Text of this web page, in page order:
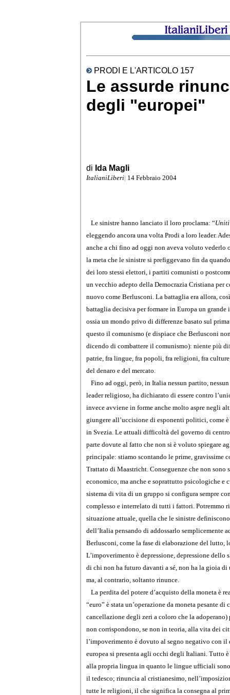
PRODI E L'ARTICOLO 157
Le assurde
degli "europei"
di Ida Magli
ItalianiLiberi| 14 Febbraio 2004
Le sinistre hanno lanciato il loro proclama: “Uniti
eleggendo ancora una volta Prodi a loro leader.
anche a chi fino ad oggi non aveva voluto vederlo
la meta che le sinistre si prefiggevano fin da
dei loro stessi elettori, i partiti comunisti o
un vecchio adepto della Democrazia Cristiana per
nuovo come Berlusconi. La battaglia era allora, così
battaglia decisiva per formare in Europa un grande
ossia un mondo privo di differenze basato sul
questo il comunismo (e dispiace che Berlusconi
dicendo di combattere il comunismo): niente più
patrie, fra lingue, fra popoli, fra religioni, fra
del denaro e del mercato.
Fino ad oggi, però, in Italia nessun partito,
leader religioso, ha dichiarato di essere contro
invece avviene in forme anche molto aspre negli
giungere all’uccisione di esponenti politici, come è
in Svezia. Le attuali difficoltà del governo di
parte dovute al fatto che non si è voluto spiegare
principale: stiamo scontando le prime, gravissime
Trattato di Maastricht. Conseguenze che non sono
economico, ma anche e soprattutto psicologiche e
sistema di vita di un gruppo si configura sempre
complesso e interrelato di tutti i fattori. Potremmo
situazione attuale, quella che le sinistre
dell’Italia pensando di addossarlo semplicemente
Berlusconi, come la fase di elaborazione del lutto,
L’impoverimento è depressione, depressione dello
di chi non ha futuro davanti a sé, non ha la gioia di
ma, al contrario, soltanto rinunce.
La perdita del potere d’acquisto della moneta è
“euro” è stata un’operazione da moneta pesante di
cancellazione degli zeri a coloro che la
non corrispondono, se non in teoria, alla vita dei
l’impoverimento è dovuto al segno negativo con
europea si presenta agli occhi degli Italiani. Tutto
alla propria lingua in quanto le lingue ufficiali sono
il tedesco; rinuncia al cristianesimo,
tutte le religioni, il che significa la consegna al